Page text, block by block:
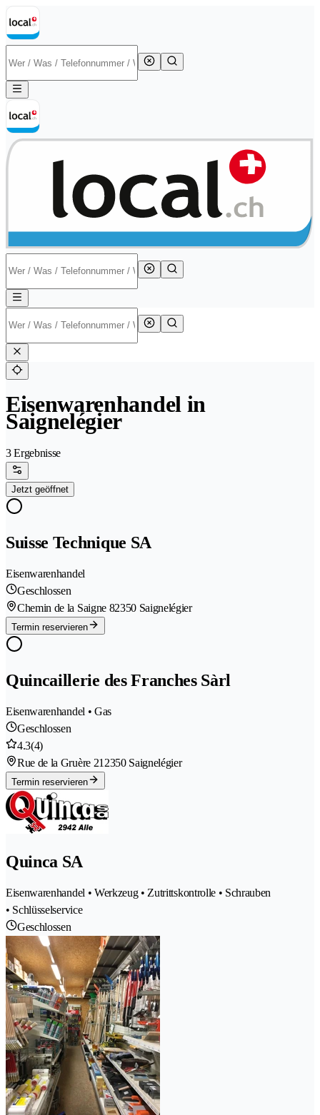
Eisenwarenhandel in
Saignelégier
3 Ergebnisse
Jetzt geöffnet
Suisse Technique SA
Eisenwarenhandel
Geschlossen
Chemin de la Saigne 82350 Saignelégier
Termin reservieren
Quincaillerie des Franches Sàrl
Eisenwarenhandel • Gas
Geschlossen
4.3(4)
Rue de la Gruère 21 2350 Saignelégier
Termin reservieren
Quinca SA
Eisenwarenhandel • Werkzeug • Zutrittskontrolle • Schrauben
• Schlüsselservice
Geschlossen